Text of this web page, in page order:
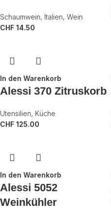
Schaumwein, Italien, Wein
CHF 14.50
In den Warenkorb
Alessi 370 Zitruskorb
Utensilien, Küche
CHF 125.00
In den Warenkorb
Alessi 5052
Weinkühler